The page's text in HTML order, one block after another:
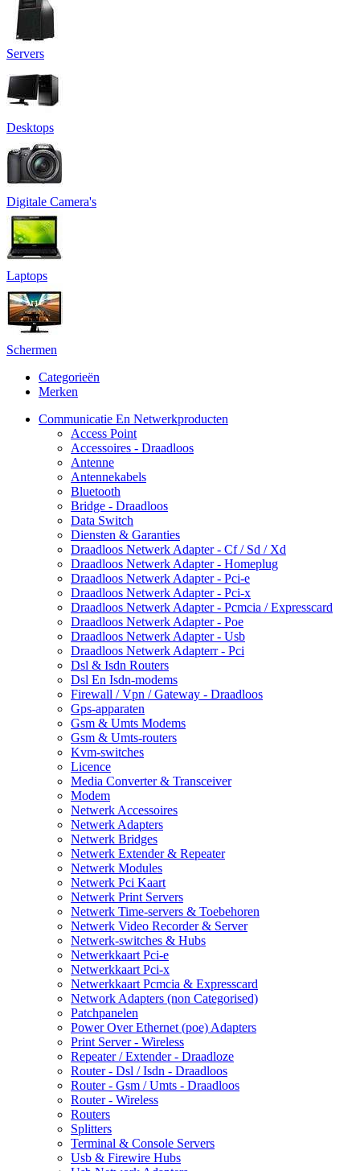
Servers
Desktops
Digitale Camera's
Laptops
Schermen
Categorieën
Merken
Communicatie En Netwerkproducten
Access Point
Accessoires - Draadloos
Antenne
Antennekabels
Bluetooth
Bridge - Draadloos
Data Switch
Diensten & Garanties
Draadloos Netwerk Adapter - Cf / Sd / Xd
Draadloos Netwerk Adapter - Homeplug
Draadloos Netwerk Adapter - Pci-e
Draadloos Netwerk Adapter - Pci-x
Draadloos Netwerk Adapter - Pcmcia / Expresscard
Draadloos Netwerk Adapter - Poe
Draadloos Netwerk Adapter - Usb
Draadloos Netwerk Adapterr - Pci
Dsl & Isdn Routers
Dsl En Isdn-modems
Firewall / Vpn / Gateway - Draadloos
Gps-apparaten
Gsm & Umts Modems
Gsm & Umts-routers
Kvm-switches
Licence
Media Converter & Transceiver
Modem
Netwerk Accessoires
Netwerk Adapters
Netwerk Bridges
Netwerk Extender & Repeater
Netwerk Modules
Netwerk Pci Kaart
Netwerk Print Servers
Netwerk Time-servers & Toebehoren
Netwerk Video Recorder & Server
Netwerk-switches & Hubs
Netwerkkaart Pci-e
Netwerkkaart Pci-x
Netwerkkaart Pcmcia & Expresscard
Network Adapters (non Categorised)
Patchpanelen
Power Over Ethernet (poe) Adapters
Print Server - Wireless
Repeater / Extender - Draadloze
Router - Dsl / Isdn - Draadloos
Router - Gsm / Umts - Draadloos
Router - Wireless
Routers
Splitters
Terminal & Console Servers
Usb & Firewire Hubs